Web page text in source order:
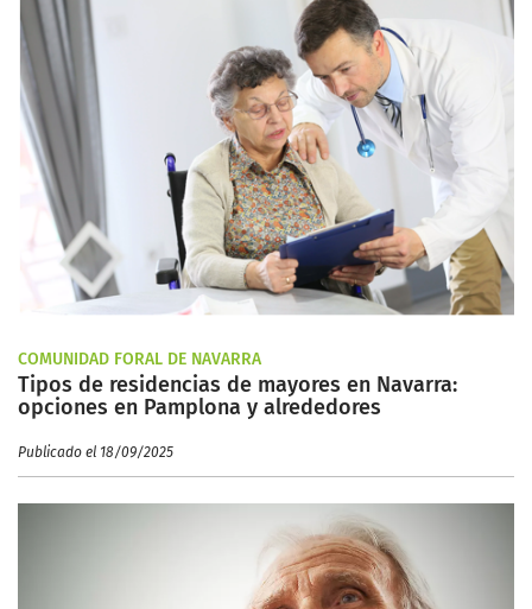
COMUNIDAD FORAL DE NAVARRA
Tipos de residencias de mayores en Navarra:
opciones en Pamplona y alrededores
Publicado el 18/09/2025